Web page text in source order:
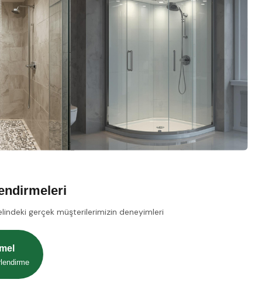
gerçek müşterilerimizin deneyimleri